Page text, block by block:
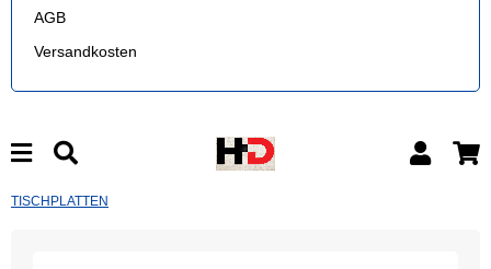
AGB
Versandkosten
TISCHPLATTEN